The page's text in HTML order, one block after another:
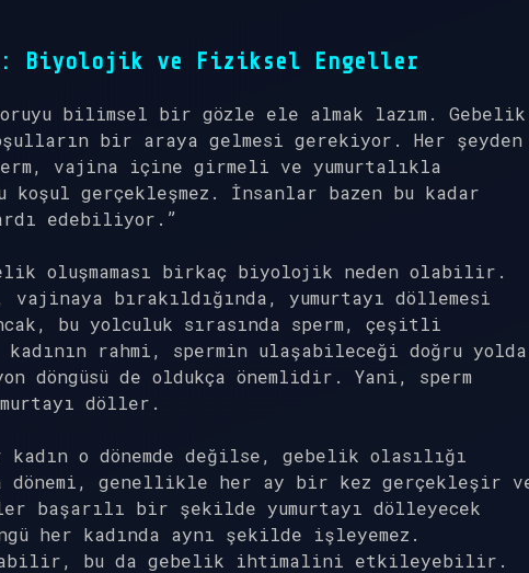
Biyolojik ve Fiziksel Engeller
bilimsel bir gözle ele almak lazım. Gebelik
bir araya gelmesi gerekiyor. Her şeyden
vajina içine girmeli ve yumurtalıkla
koşul gerçekleşmez. İnsanlar bazen bu kadar
edebiliyor.”
oluşmaması birkaç biyolojik neden olabilir.
bırakıldığında, yumurtayı döllemesi
bu yolculuk sırasında sperm, çeşitli
rahmi, spermin ulaşabileceği doğru yolda
döngüsü de oldukça önemlidir. Yani, sperm
döller.
o dönemde değilse, gebelik olasılığı
dönemi, genellikle her ay bir kez gerçekleşir
başarılı bir şekilde yumurtayı dölleyecek
her kadında aynı şekilde işleyemez.
bu da gebelik ihtimalini etkileyebilir.